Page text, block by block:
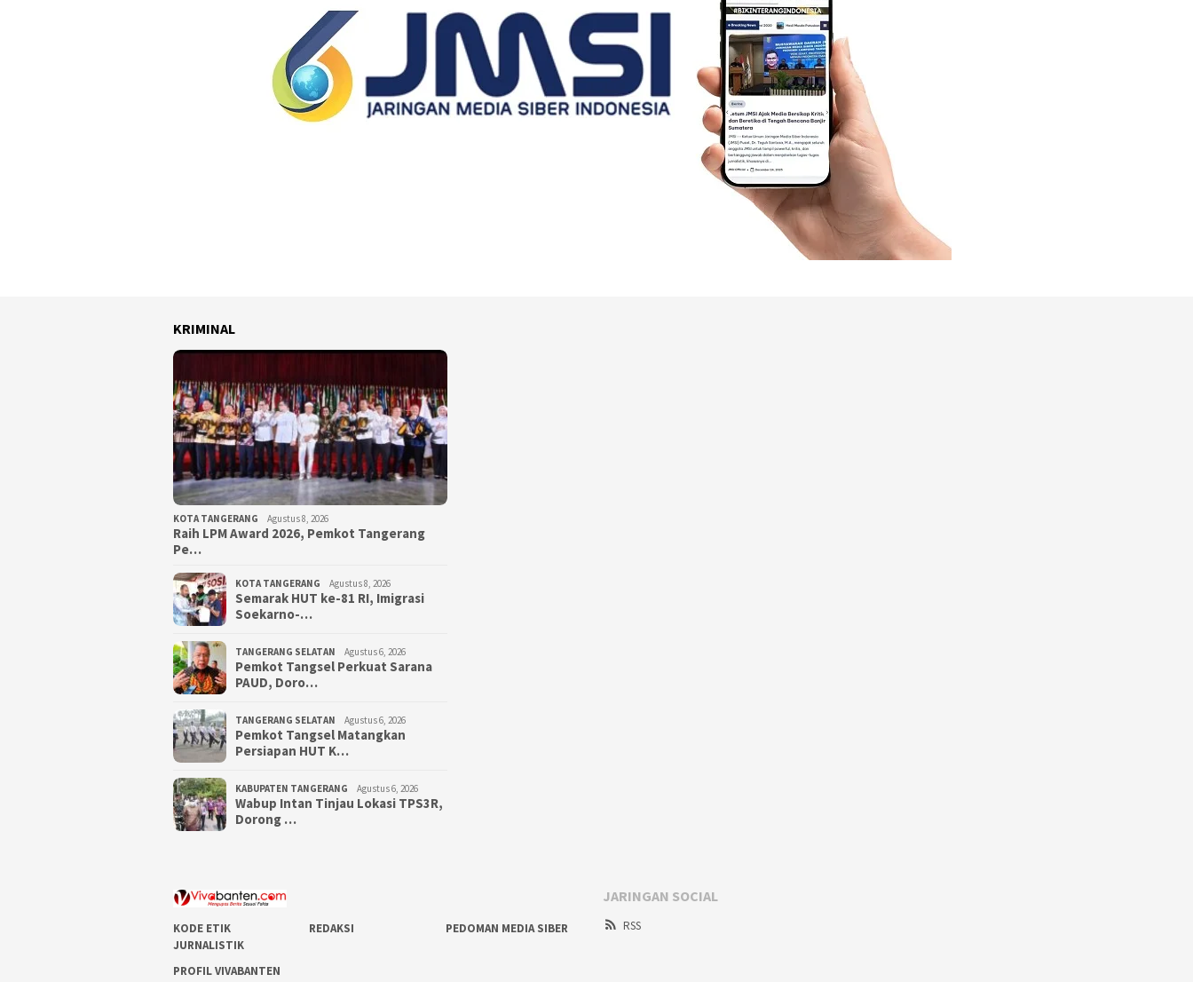
KRIMINAL
KOTA TANGERANG Agustus 8, 2026
Raih LPM Award 2026, Pemkot Tangerang
Pe…
KOTA TANGERANG Agustus 8, 2026
Semarak HUT ke-81 RI, Imigrasi
Soekarno-…
TANGERANG SELATAN Agustus 6, 2026
Pemkot Tangsel Perkuat Sarana
PAUD, Doro…
TANGERANG SELATAN Agustus 6, 2026
Pemkot Tangsel Matangkan
Persiapan HUT K…
KABUPATEN TANGERANG Agustus 6, 2026
Wabup Intan Tinjau Lokasi TPS3R,
Dorong …
KODE ETIK
JURNALISTIK
REDAKSI PEDOMAN MEDIA SIBER
PROFIL VIVABANTEN
JARINGAN SOCIAL
RSS